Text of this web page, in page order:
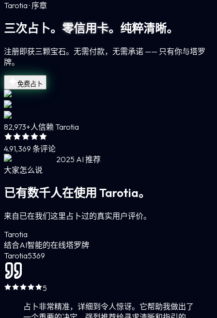
Tarotia · 序章
三次占卜。 零信用卡。 纯粹清晰。
注册即获三颗宝石。无需付款，无需承诺 —— 只有你与塔罗
牌。
免费占卜
82,973+人信赖 Tarotia
4.91,369 条评论
2025 AI 推荐
大家怎么说
已有数千人在使用 Tarotia。
来自已在我们这里占卜过的真实用户评价。
Tarotia
结合AI智能的在线塔罗牌
Tarotia5369
5
占卜非常精准，详细到令人惊讶。它帮助我做出了